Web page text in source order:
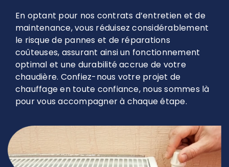
En optant pour nos contrats d’entretien et de
maintenance, vous réduisez considérablement
le risque de pannes et de réparations
coûteuses, assurant ainsi un fonctionnement
optimal et une durabilité accrue de votre
chaudière. Confiez-nous votre projet de
chauffage en toute confiance, nous sommes là
pour vous accompagner à chaque étape.